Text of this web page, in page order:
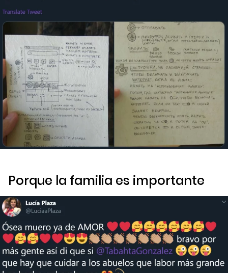
Porque la familia es importante